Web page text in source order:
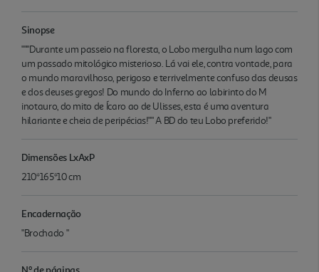
Sinopse
"""Durante um passeio na floresta, o Lobo mergulha num lago com
um passado mitológico misterioso. Lá vai ele, contra vontade, para
o mundo maravilhoso, perigoso e terrivelmente confuso das deusas
e dos deuses gregos! Do mundo do Inferno ao labirinto do M
inotauro, do mito de Ícaro ao de Ulisses, esta é uma aventura
hilariante e cheia de peripécias!"" A BD do teu Lobo preferido!"
Dimensões LxAxP
210*165*10 cm
Encadernação
"Brochado "
Nº de páginas